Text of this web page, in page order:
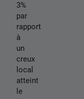
3%
par
rapport
à
un
creux
local
atteint
le